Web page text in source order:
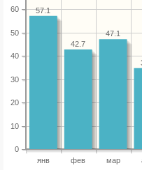
янв фев мар
0
10
20
30
40
50
60
47.1
42.7
57.1